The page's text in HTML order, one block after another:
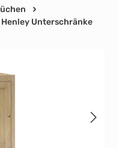
Henley Unterschränke